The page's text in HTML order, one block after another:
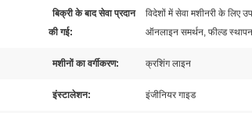
बिक्री के बाद सेवा प्रदान
की गई:
विदेशों में सेवा मशीनरी के लिए
ऑनलाइन समर्थन, फील्ड
मशीनों का वर्गीकरण: क्रशिंग लाइन
इंस्टालेशन: इंजीनियर गाइड